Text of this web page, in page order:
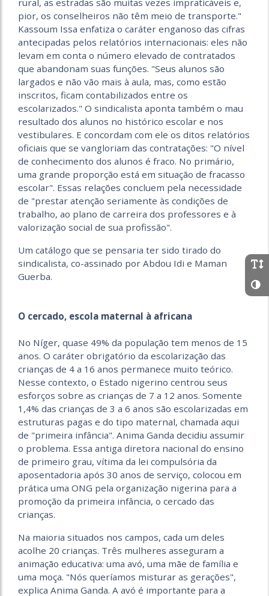
rural, as estradas são muitas vezes impraticáveis e,
pior, os conselheiros não têm meio de transporte."
Kassoum Issa enfatiza o caráter enganoso das cifras
antecipadas pelos relatórios internacionais: eles não
levam em conta o número elevado de contratados
que abandonam suas funções. "Seus alunos são
largados e não vão mais à aula, mas, como estão
inscritos, ficam contabilizados entre os
escolarizados." O sindicalista aponta também o mau
resultado dos alunos no histórico escolar e nos
vestibulares. E concordam com ele os ditos relatórios
oficiais que se vangloriam das contratações: "O nível
de conhecimento dos alunos é fraco. No primário,
uma grande proporção está em situação de fracasso
escolar". Essas relações concluem pela necessidade
de "prestar atenção seriamente às condições de
trabalho, ao plano de carreira dos professores e à
valorização social de sua profissão".
Um catálogo que se pensaria ter sido tirado do
sindicalista, co-assinado por Abdou Idi e Maman
Guerba.
O cercado, escola maternal à africana
No Níger, quase 49% da população tem menos de 15
anos. O caráter obrigatório da escolarização das
crianças de 4 a 16 anos permanece muito teórico.
Nesse contexto, o Estado nigerino centrou seus
esforços sobre as crianças de 7 a 12 anos. Somente
1,4% das crianças de 3 a 6 anos são escolarizadas em
estruturas pagas e do tipo maternal, chamada aqui
de "primeira infância". Anima Ganda decidiu assumir
o problema. Essa antiga diretora nacional do ensino
de primeiro grau, vítima da lei compulsória da
aposentadoria após 30 anos de serviço, colocou em
prática uma ONG pela organização nigerina para a
promoção da primeira infância, o cercado das
crianças.
Na maioria situados nos campos, cada um deles
acolhe 20 crianças. Três mulheres asseguram a
animação educativa: uma avó, uma mãe de família e
uma moça. "Nós queríamos misturar as gerações",
explica Anima Ganda. A avó é importante para a